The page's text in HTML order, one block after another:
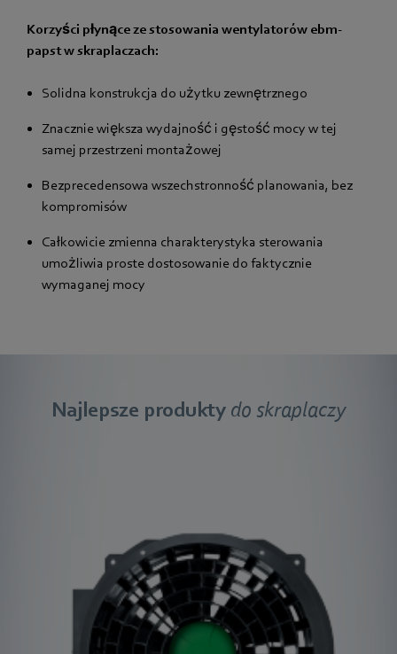
Korzyści płynące ze stosowania wentylatorów ebm-
papst w skraplaczach:
Solidna konstrukcja do użytku zewnętrznego
Znacznie większa wydajność i gęstość mocy w tej
samej przestrzeni montażowej
Bezprecedensowa wszechstronność planowania, bez
kompromisów
Całkowicie zmienna charakterystyka sterowania
umożliwia proste dostosowanie do faktycznie
wymaganej mocy
Najlepsze produkty do skraplaczy